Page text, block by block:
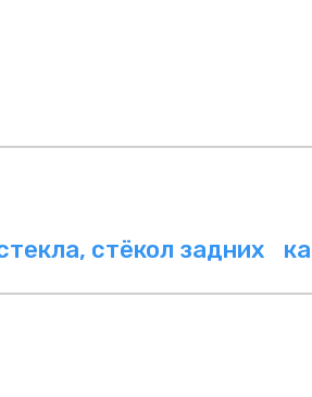
стёкол задних